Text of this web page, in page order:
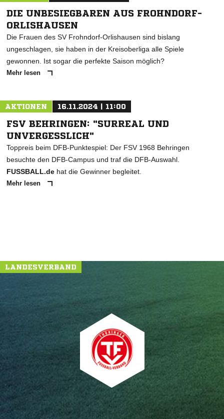
DIE UNBESIEGBAREN AUS FROHNDORF-
ORLISHAUSEN
Die Frauen des SV Frohndorf-Orlishausen sind bislang
ungeschlagen, sie haben in der Kreisoberliga alle Spiele
gewonnen. Ist sogar die perfekte Saison möglich?
Mehr lesen
AKTIONEN 16.11.2024 | 11:00
FSV BEHRINGEN: "SURREAL UND
UNVERGESSLICH"
Toppreis beim DFB-Punktespiel: Der FSV 1968 Behringen
besuchte den DFB-Campus und traf die DFB-Auswahl.
FUSSBALL.de hat die Gewinner begleitet.
Mehr lesen
LANDESVERBAND